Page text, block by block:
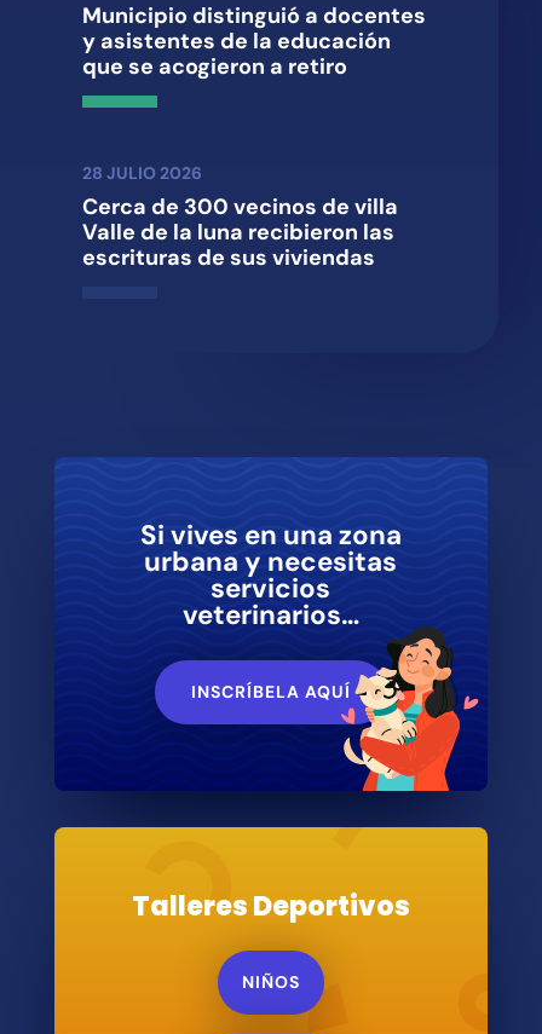
Municipio distinguió a docentes
y asistentes de la educación
que se acogieron a retiro
Cerca de 300 vecinos de villa
Valle de la luna recibieron las
escrituras de sus viviendas
28 JULIO 2026
Si vives en una zona
urbana y necesitas
servicios
veterinarios…
INSCRÍBELA AQUÍ
Talleres Deportivos
NIÑOS